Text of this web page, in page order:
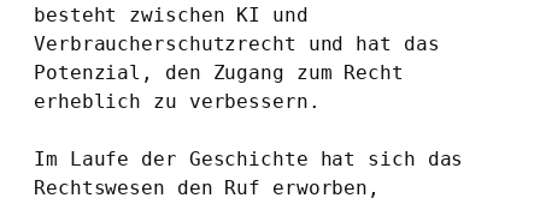
besteht zwischen KI und
Verbraucherschutzrecht und hat das
Potenzial, den Zugang zum Recht
erheblich zu verbessern.
Im Laufe der Geschichte hat sich das
Rechtswesen den Ruf erworben,